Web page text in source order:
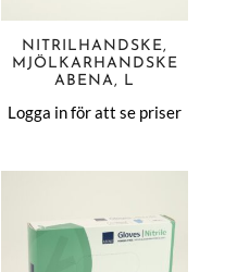
NITRILHANDSKE,
MJÖLKARHANDSKE
ABENA, L
Logga in för att se priser